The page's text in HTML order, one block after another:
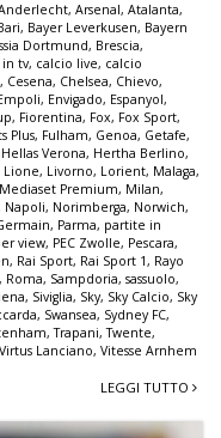
, Arsenal, Atalanta,
, Bayer Leverkusen, Bayern
Dortmund, Brescia,
in tv, calcio live, calcio
, Cesena, Chelsea, Chievo,
, Envigado, Espanyol,
, Fiorentina, Fox, Fox Sport,
Plus, Fulham, Genoa, Getafe,
Hellas Verona, Hertha Berlino,
Lione, Livorno, Lorient, Malaga,
Mediaset Premium, Milan,
Napoli, Norimberga, Norwich,
, Parma, partite in
view, PEC Zwolle, Pescara,
, Rai Sport, Rai Sport 1, Rayo
, Roma, Sampdoria, sassuolo,
, Siviglia, Sky, Sky Calcio, Sky
, Swansea, Sydney FC,
,Trapani,Twente,
Virtus Lanciano, Vitesse Arnhem
LEGGI TUTTO